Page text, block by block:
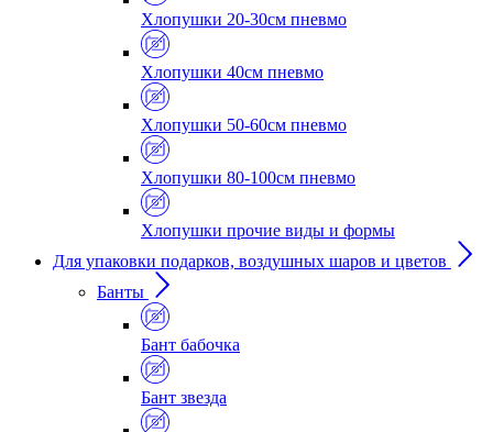
Хлопушки 20-30см пневмо
Хлопушки 40см пневмо
Хлопушки 50-60см пневмо
Хлопушки 80-100см пневмо
Хлопушки прочие виды и формы
Для упаковки подарков, воздушных шаров и цветов
Банты
Бант бабочка
Бант звезда